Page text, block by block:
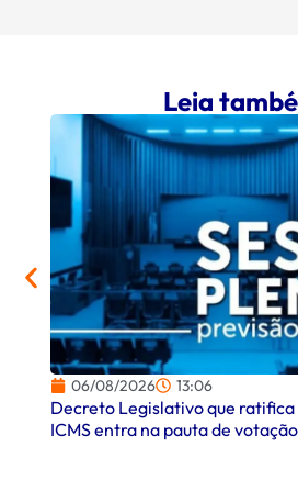
Leia
06/08/2026 13:06
Decreto Legislativo que ratifica
ICMS entra na pauta de